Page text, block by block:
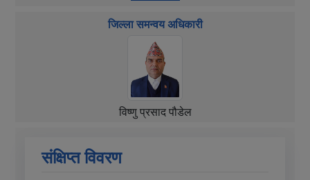
जिल्ला समन्वय अधिकारी
विष्णु प्रसाद पौडेल
संक्षिप्त विवरण